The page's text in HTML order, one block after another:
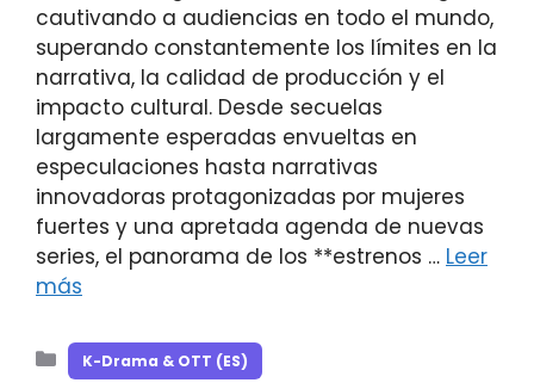
cautivando a audiencias en todo el mundo,
superando constantemente los límites en la
narrativa, la calidad de producción y el
impacto cultural. Desde secuelas
largamente esperadas envueltas en
especulaciones hasta narrativas
innovadoras protagonizadas por mujeres
fuertes y una apretada agenda de nuevas
series, el panorama de los **estrenos … Leer
más
Categorías
K-Drama & OTT (ES)